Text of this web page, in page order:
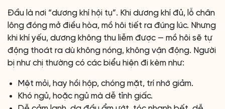
Đầu là nơi “dương khí hội tụ”. Khi dương khí đủ, lỗ chân
lông đóng mở điều hòa, mồ hôi tiết ra đúng lúc. Nhưng
khi khí yếu, dương không thu liễm được — mồ hôi sẽ tự
động thoát ra dù không nóng, không vận động. Người
bị như chị thường có các biểu hiện đi kèm như:
Mệt mỏi, hay hồi hộp, chóng mặt, trí nhớ giảm.
Khó ngủ, hoặc ngủ mà dễ tỉnh giấc.